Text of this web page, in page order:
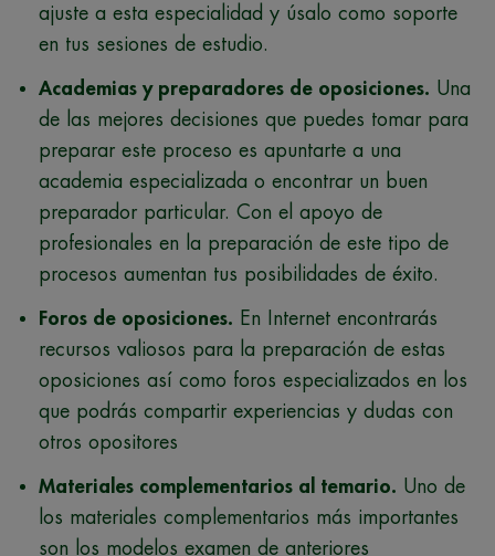
ajuste a esta especialidad y úsalo como soporte
en tus sesiones de estudio.
Academias y preparadores de oposiciones. Una
de las mejores decisiones que puedes tomar para
preparar este proceso es apuntarte a una
academia especializada o encontrar un buen
preparador particular. Con el apoyo de
profesionales en la preparación de este tipo de
procesos aumentan tus posibilidades de éxito.
Foros de oposiciones. En Internet encontrarás
recursos valiosos para la preparación de estas
oposiciones así como foros especializados en los
que podrás compartir experiencias y dudas con
otros opositores
Materiales complementarios al temario. Uno de
los materiales complementarios más importantes
son los modelos examen de anteriores